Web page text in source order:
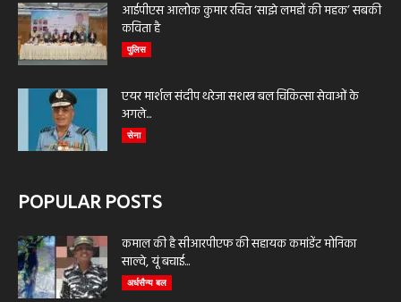
आईपीएस आलोक कुमार रचित ‘साझे लमहों की महक’ सबकी
कविता है
पुलिस
एयर मार्शल संदीप थरेजा सशस्त्र बल चिकित्सा सेवाओं के
अगले...
सेना
POPULAR POSTS
कमाल की है सीआरपीएफ की सहायक कमांडेंट मोनिका
साल्वे, यूं बचाई...
अर्धसैन्य बल